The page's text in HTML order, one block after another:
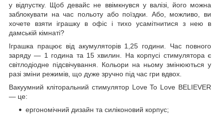
у відпустку. Щоб девайс не ввімкнувся у валізі, його можна
заблокувати на час польоту або поїздки. Або, можливо, ви
хочете взяти іграшку в офіс і тихо усамітнитися з нею в
дамській кімнаті?
Іграшка працює від акумуляторів 1,25 години. Час повного
заряду — 1 година та 15 хвилин. На корпусі стимулятора є
світлодіодне підсвічування. Кольори на ньому змінюються у
разі зміни режимів, що дуже зручно під час гри вдвох.
Вакуумний кліторальний стимулятор Love To Love BELIEVER
— це:
ергономічний дизайн та силіконовий корпус;